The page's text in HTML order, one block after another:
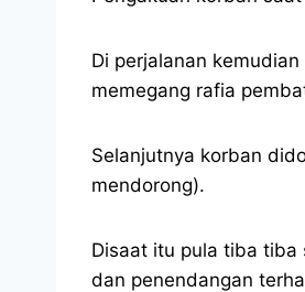
Di perjalanan
memegang rafia
Selanjutnya korban
mendorong).
Disaat itu pula tiba tiba
dan penendangan